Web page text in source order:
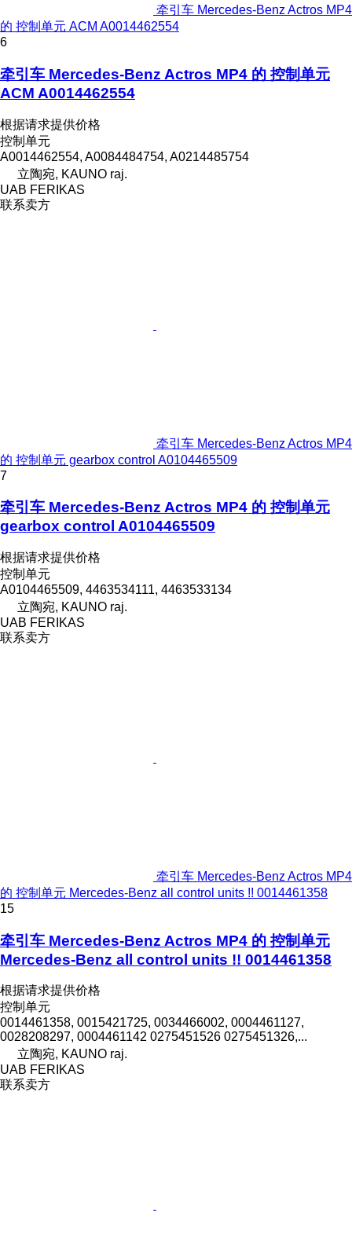
牵引车 Mercedes-Benz Actros MP4
的 控制单元 ACM A0014462554
6
牵引车 Mercedes-Benz Actros MP4 的 控制单元
ACM A0014462554
根据请求提供价格
控制单元
A0014462554, A0084484754, A0214485754
立陶宛, KAUNO raj.
UAB FERIKAS
联系卖方
牵引车 Mercedes-Benz Actros MP4
的 控制单元 gearbox control A0104465509
7
牵引车 Mercedes-Benz Actros MP4 的 控制单元
gearbox control A0104465509
根据请求提供价格
控制单元
A0104465509, 4463534111, 4463533134
立陶宛, KAUNO raj.
UAB FERIKAS
联系卖方
牵引车 Mercedes-Benz Actros MP4
的 控制单元 Mercedes-Benz all control units !! 0014461358
15
牵引车 Mercedes-Benz Actros MP4 的 控制单元
Mercedes-Benz all control units !! 0014461358
根据请求提供价格
控制单元
0014461358, 0015421725, 0034466002, 0004461127,
0028208297, 0004461142 0275451526 0275451326,...
立陶宛, KAUNO raj.
UAB FERIKAS
联系卖方